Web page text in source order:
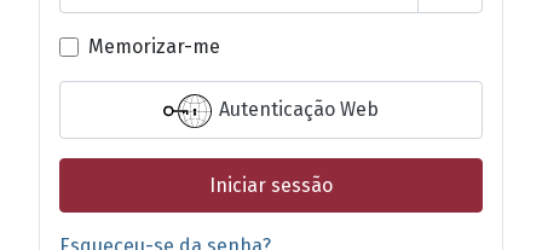
Mostrar
Memorizar-me
Autenticação Web
Iniciar sessão